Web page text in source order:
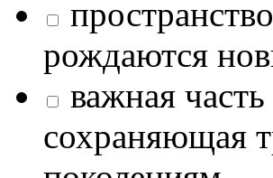
рождаются
важная
сохраняющая